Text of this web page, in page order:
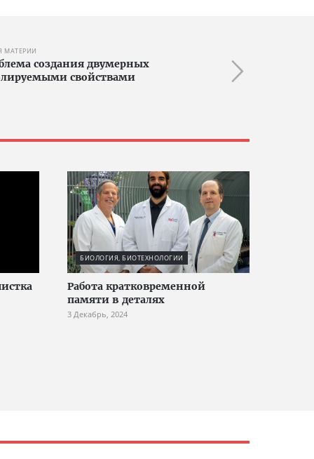
МАТЕРИИ
создания двумерных
свойствами
БИОЛОГИЯ, БИОТЕХНОЛОГИИ
Работа кратковременной
памяти в деталях
3 Декабрь, 2024